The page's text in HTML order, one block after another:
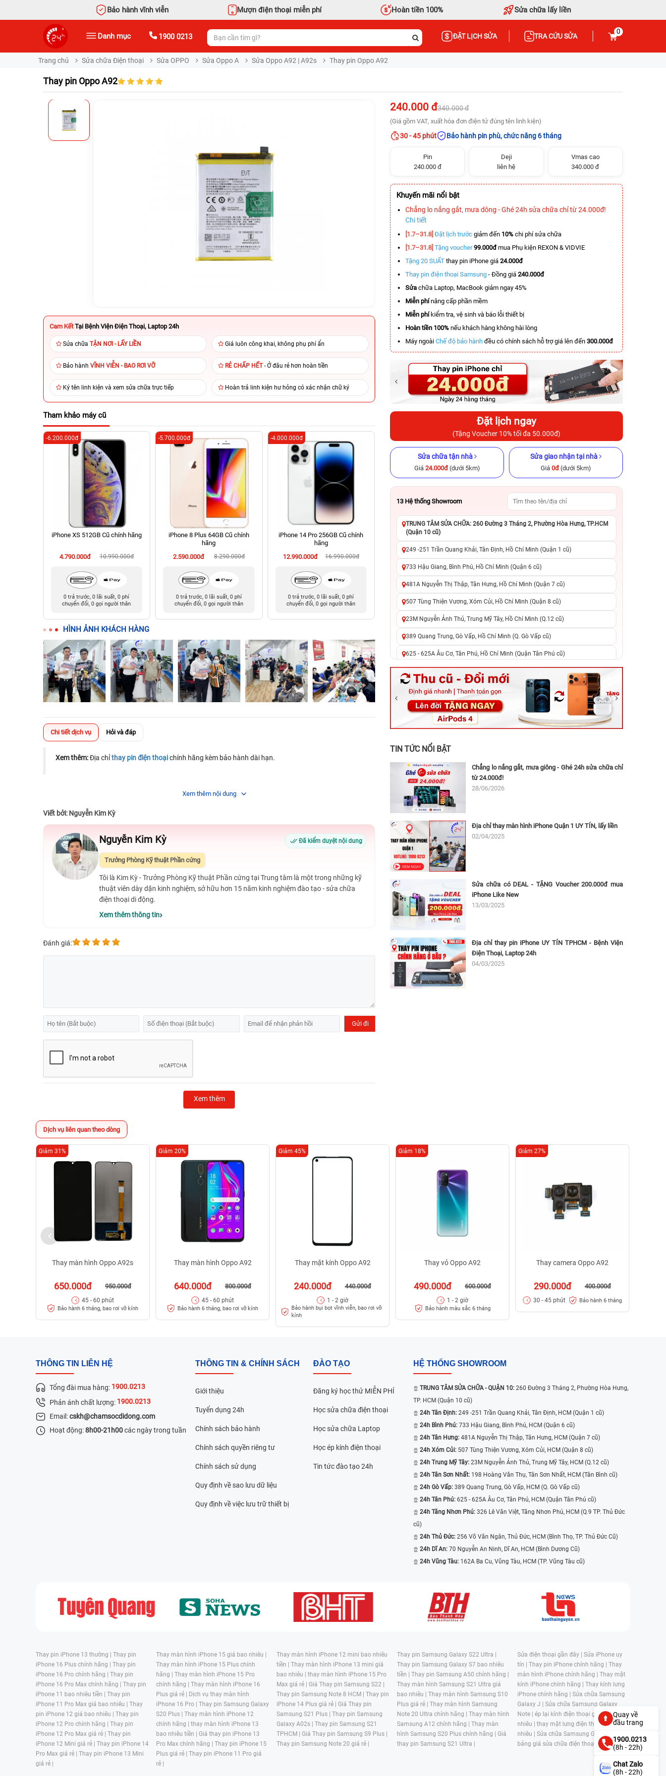
Bảo hành vĩnh viễn Mượn điện thoại miễn phí Hoàn tiền 100% Sửa chữa lấy liền
Danh mục 1900 0213 ĐẶT LỊCH SỬA TRA CỨU SỬA
0
Trang chủ Sửa chữa Điện thoại Sửa OPPO Sửa Oppo A Sửa Oppo A92 | A92s Thay pin Oppo A92
Thay pin Oppo A92
Cam Kết Tại Bệnh Viện Điện Thoại, Laptop 24h
Sửa chữa TẬN NƠI - LẤY LIỀN Giá luôn công khai, không phụ phí ẩn
Bảo hành VĨNH VIỄN - BAO RƠI VỠ RẺ CHẤP HẾT- Ở đâu rẻ hơn hoàn tiền
Ký tên linh kiện và xem sửa chữa trực tiếp Hoàn trả linh kiện hư hỏng có xác nhận chữ ký
Tham khảo máy cũ
iPhone XS 512GB Cũ chính hãng
4.790.000đ 10.990.000đ
-6.200.000đ
0 trả trước, 0 lãi suất, 0 phí
chuyển đổi, 0 gọi người thân
iPhone 8 Plus 64GB Cũ chính
hãng
2.590.000đ
8.290.000đ
-5.700.000đ
0 trả trước, 0 lãi suất, 0 phí
chuyển đổi, 0 gọi người thân
iPhone 14 Pro 256GB Cũ chính
hãng
12.990.000đ
16.990.000đ
-4.000.000đ
0 trả trước, 0 lãi suất, 0 phí
chuyển đổi, 0 gọi người thân
iPhone 15 Plus 256GB Cũ chính
hãng
15.490.000đ
18.990.000đ
-3.500.000đ
chuyển đổi, 0 gọi người thân
chính hãng
13.990.000đ
19.990.000đ
-6.000.000đ
chuyển đổi, 0 gọi người thân
-2.000.000đ
HÌNH ẢNH KHÁCH HÀNG
Chi tiết dịch vụ Hỏi và đáp
Xem thêm:Địa chỉthay pin điện thoạichính hãng kèm bảo hành dài hạn.
Xem thêm nội dung
Viết bởi: Nguyễn Kim Kỳ
Nguyễn Kim Kỳ Đã kiểm duyệt nội dung
Trưởng Phòng Kỹ thuật Phần cứng
Tôi là Kim Kỳ - Trưởng Phòng Kỹ thuật Phần cứng tại Trung tâm là một trong những kỹ
thuật viên dày dặn kinh nghiệm, sở hữu hơn 15 năm kinh nghiệm đào tạo - sửa chữa
điện thoại di động.
Xem thêm thông tin
Đánh giá:
Xem thêm
240.000 đ340.000 đ
(Giá gồm VAT, xuất hóa đơn điện tử đúng tên linh kiện)
30 - 45 phút Bảo hành pin phù, chức năng 6 tháng
Pin
240.000 đ
Deji
liên hệ
Vmas cao
340.000 đ
Khuyến mãi nổi bật
Chẳng lo nắng gắt, mưa dông - Ghé 24h sửa chữa chỉ từ 24.000đ!
Chi tiết
[1.7–31.8] Đặt lịch trước giảm đến 10% chi phí sửa chữa
[1.7–31.8] Tặng voucher 99.000đmua Phụ kiện REXON & VIDVIE
Tặng 20 SUẤT thay pin iPhone giá 24.000đ
Thay pin điện thoại Samsung - Đồng giá 240.000đ
Sửa chữa Laptop, MacBook giảm ngay 45%
Miễn phínâng cấp phần mềm
Miễn phíkiểm tra, vệ sinh và báo lỗi thiết bị
Hoàn tiền 100% nếu khách hàng không hài lòng
Máy ngoài Chế độ bảo hành đều có chính sách hỗ trợ giá lên đến 300.000đ
Đặt lịch ngay
(Tặng Voucher 10% tối đa 50.000đ)
Sửa chữa tận nhà
Giá 24.000đ(dưới 5km)
Sửa giao nhận tại nhà
Giá 0đ(dưới 5km)
13 Hệ thống Showroom
TRUNG TÂM SỬA CHỮA: 260 Đường 3 Tháng 2, Phường Hòa Hưng, TP.HCM
(Quận 10 cũ)
249 -251 Trần Quang Khải, Tân Định, Hồ Chí Minh (Quận 1 cũ)
733 Hậu Giang, Bình Phú, Hồ Chí Minh (Quận 6 cũ)
481A Nguyễn Thị Thập, Tân Hưng, Hồ Chí Minh (Quận 7 cũ)
507 Tùng Thiện Vương, Xóm Củi, Hồ Chí Minh (Quận 8 cũ)
23M Nguyễn Ảnh Thủ, Trung Mỹ Tây, Hồ Chí Minh (Q.12 cũ)
389 Quang Trung, Gò Vấp, Hồ Chí Minh (Q. Gò Vấp cũ)
625 - 625A Âu Cơ, Tân Phú, Hồ Chí Minh (Quận Tân Phú cũ)
326 Lê Văn Việt, Tăng Nhơn Phú, Hồ Chí Minh (Q.9 TP. Thủ Đức cũ)
256 Võ Văn Ngân, Thủ Đức, Hồ Chí Minh (Bình Thọ, TP. Thủ Đức Cũ)
70 Nguyễn An Ninh, Dĩ An, Hồ Chí Minh (Bình Dương Cũ)
24h Vũng Tàu: 162A Ba Cu, Vũng Tàu, Hồ Chí Minh (TP. Vũng Tàu cũ)
TIN TỨC NỔI BẬT
Chẳng lo nắng gắt, mưa giông - Ghé 24h sửa chữa chỉ
từ 24.000đ!
28/06/2026
Địa chỉ thay màn hình iPhone Quận 1 UY TÍN, lấy liền
02/04/2025
Sửa chữa có DEAL - TẶNG Voucher 200.000đ mua
iPhone Like New
13/03/2025
Địa chỉ thay pin iPhone UY TÍN TPHCM - Bệnh Viện
Điện Thoại, Laptop 24h
04/03/2025
Dịch vụ liên quan theo dòng
Thay màn hình Oppo A92s
650.000đ 950.000đ
Giảm 31%
45 - 60 phút
Bảo hành 6 tháng, bao rơi vỡ kính
Thay màn hình Oppo A92
640.000đ 800.000đ
Giảm 20%
45 - 60 phút
Bảo hành 6 tháng, bao rơi vỡ kính
Thay mặt kính Oppo A92
240.000đ 440.000đ
Giảm 45%
1 - 2 giờ
Bảo hành bụi bọt vĩnh viễn, bao rơi vỡ
kính
Thay vỏ Oppo A92
490.000đ 600.000đ
Giảm 18%
1 - 2 giờ
Bảo hành màu sắc 6 tháng
Thay camera Oppo A92
290.000đ 400.000đ
Giảm 27%
30 - 45 phút Bảo hành 6 tháng
THÔNG TIN LIÊN HỆ
Tổng đài mua hàng: 1900.0213
Phản ánh chất lượng: 1900.0213
Email:cskh@chamsocdidong.com
Hoạt động:8h00-21h00các ngày trong tuần
THÔNG TIN & CHÍNH SÁCH
Giới thiệu
Tuyển dụng 24h
Chính sách bảo hành
Chính sách quyền riêng tư
Chính sách sử dụng
Quy định về sao lưu dữ liệu
Quy định về việc lưu trữ thiết bị
ĐÀO TẠO
Đăng ký học thử MIỄN PHÍ
Học sửa chữa điện thoại
Học sửa chữa Laptop
Học ép kính điện thoại
Tin tức đào tạo 24h
HỆ THỐNG SHOWROOM
TRUNG TÂM SỬA CHỮA - QUẬN 10: 260 Đường 3 Tháng 2, Phường Hòa Hưng,
TP. HCM (Quận 10 cũ)
24h Tân Định: 249 -251 Trần Quang Khải, Tân Định, HCM (Quận 1 cũ)
24h Bình Phú: 733 Hậu Giang, Bình Phú, HCM (Quận 6 cũ)
24h Tân Hưng: 481A Nguyễn Thị Thập, Tân Hưng, HCM (Quận 7 cũ)
24h Xóm Củi: 507 Tùng Thiện Vương, Xóm Củi, HCM (Quận 8 cũ)
24h Trung Mỹ Tây: 23M Nguyễn Ảnh Thủ, Trung Mỹ Tây, HCM (Q.12 cũ)
24h Tân Sơn Nhất: 198 Hoàng Văn Thụ, Tân Sơn Nhất, HCM (Tân Bình cũ)
24h Gò Vấp: 389 Quang Trung, Gò Vấp, HCM (Q. Gò Vấp cũ)
24h Tân Phú: 625 - 625A Âu Cơ, Tân Phú, HCM (Quận Tân Phú cũ)
24h Tăng Nhơn Phú: 326 Lê Văn Việt, Tăng Nhơn Phú, HCM (Q.9 TP. Thủ Đức
cũ)
24h Thủ Đức: 256 Võ Văn Ngân, Thủ Đức, HCM (Bình Thọ, TP. Thủ Đức Cũ)
24h Dĩ An: 70 Nguyễn An Ninh, Dĩ An, HCM (Bình Dương Cũ)
24h Vũng Tàu: 162A Ba Cu, Vũng Tàu, HCM (TP. Vũng Tàu cũ)
Thay pin iPhone 13 thường | Thay pin
iPhone 16 Plus chính hãng | Thay pin
iPhone 16 Pro chính hãng | Thay pin
iPhone 16 Pro Max chính hãng | Thay pin
iPhone 11 bao nhiêu tiền | Thay pin
iPhone 11 Pro Max giá bao nhiêu | Thay
pin iPhone 12 giá bao nhiêu | Thay pin
iPhone 12 Pro chính hãng | Thay pin
iPhone 12 Pro Max giá rẻ | Thay pin
iPhone 12 Mini giá rẻ | Thay pin iPhone 14
Pro Max giá rẻ | Thay pin iPhone 13 Mini
giá rẻ |
Thay màn hình iPhone 15 giá bao nhiêu |
Thay màn hình iPhone 15 Plus chính
hãng | Thay màn hình iPhone 15 Pro
chính hãng | Thay màn hình iPhone 16
Plus giá rẻ |
Dịch vụ thay màn hình
iPhone 16 Pro | Thay pin Samsung Galaxy
S20 Plus | Thay màn hình iPhone 12
chính hãng | thay màn hình iPhone 13
bao nhiêu tiền | Giá thay pin iPhone 13
Pro Max chính hãng | Thay pin iPhone 15
Plus giá rẻ | Thay pin iPhone 11 Pro giá
rẻ |
Thay màn hình iPhone 12 mini bao nhiêu
tiền | Thay màn hình iPhone 13 mini giá
bao nhiêu | thay màn hình iPhone 15 Pro
Max giá rẻ | Giá Thay pin Samsung S22 |
Thay pin Samsung Note 8 HCM | Thay pin
iPhone 14 Plus giá rẻ | Giá Thay pin
Samsung S21 Plus | Thay pin Samsung
Galaxy A02s | Thay pin Samsung S21
TPHCM | Giá Thay pin Samsung S9 Plus |
Thay pin Samsung Note 20 giá rẻ |
Thay pin Samsung Galaxy S22 Ultra |
Thay pin Samsung Galaxy S7 bao nhiêu
tiền | Thay pin Samsung A50 chính hãng |
Thay màn hình Samsung S21 Ultra giá
bao nhiêu | Thay màn hình Samsung S10
Plus giá rẻ | Thay màn hình Samsung
Note 20 Ultra chính hãng | Thay màn hình
Samsung A12 chính hãng | Thay màn
hình Samsung S20 Plus chính hãng | Giá
thay pin Samsung S21 Ultra |
Sửa điện thoại gần đây | Sửa iPhone uy
tín | Thay pin iPhone chính hãng | Thay
màn hình iPhone chính hãng | Thay mặt
kính iPhone chính hãng | Thay kính lưng
iPhone chính hãng | Sửa chữa Samsung
Galaxy J | Sửa chữa Samsung Galaxy
Note | ép lại kính điện thoại giá bao
nhiêu | thay mặt lưng điện thoại giá bao
nhiêu | Sửa chữa Samsung Galaxy S |
bảng giá sửa chữa điện thoại samsung |
Quay về
đầu trang
1900.0213
(8h - 22h)
Chat Zalo
(8h - 22h)